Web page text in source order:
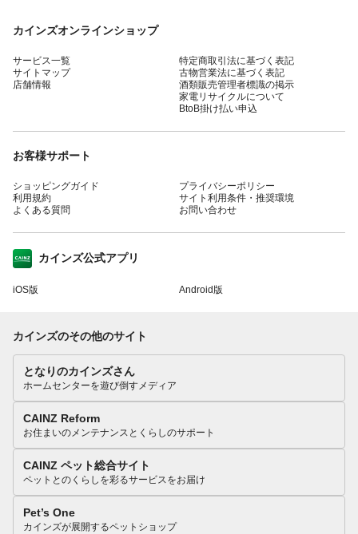
カインズオンラインショップ
サービス一覧
サイトマップ
店舗情報
特定商取引法に基づく表記
古物営業法に基づく表記
酒類販売管理者標識の掲示
家電リサイクルについて
BtoB掛け払い申込
お客様サポート
ショッピングガイド
利用規約
よくある質問
プライバシーポリシー
サイト利用条件・推奨環境
お問い合わせ
カインズ公式アプリ
iOS版 Android版
カインズのその他のサイト
となりのカインズさん
ホームセンターを遊び倒すメディア
CAINZ Reform
お住まいのメンテナンスとくらしのサポート
CAINZ ペット総合サイト
ペットとのくらしを彩るサービスをお届け
Pet’s One
カインズが展開するペットショップ